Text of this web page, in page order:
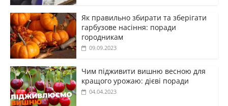
Як правильно збирати та зберігати
гарбузове насіння: поради
городникам
09.09.2023
Чим підживити вишню весною для
кращого урожаю: дієві поради
04.04.2023